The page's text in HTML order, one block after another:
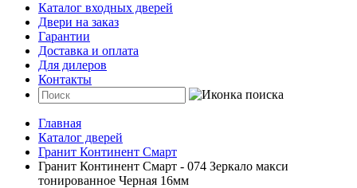
Каталог входных дверей
Двери на заказ
Гарантии
Доставка и оплата
Для дилеров
Контакты
Главная
Каталог дверей
Гранит Континент Смарт
Гранит Континент Смарт - 074 Зеркало макси
тонированное Черная 16мм